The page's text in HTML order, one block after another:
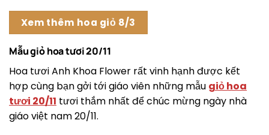
Xem thêm hoa giỏ 8/3
Mẫu giỏ hoa tươi 20/11
Hoa tươi Anh Khoa Flower rất vinh hạnh được kết
hợp cùng bạn gởi tới giáo viên những mẫu giỏ hoa
tươi 20/11 tươi thắm nhất để chúc mừng ngày nhà
giáo việt nam 20/11.